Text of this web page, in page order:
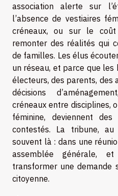
association alerte sur
l’absence de vestiaires
créneaux, ou sur le
remonter des réalités qui
de familles. Les élus
un réseau, et parce que les
électeurs, des parents, des
décisions
créneaux entre disciplines,
féminine, deviennent
contestés. La tribune, au
souvent là : dans une
assemblée générale,
transformer une demande
citoyenne.